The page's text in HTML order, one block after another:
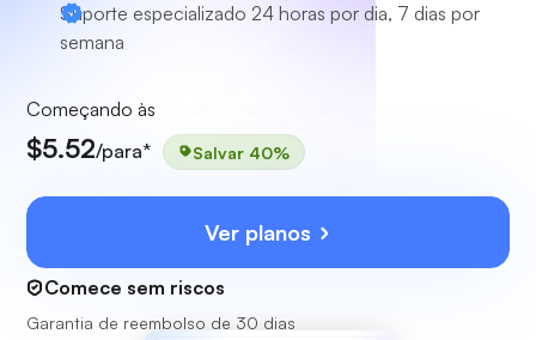
Suporte especializado 24 horas por dia, 7 dias por
semana
Começando às
$5.52/para* Salvar 40%
Ver planos
Comece sem riscos
Garantia de reembolso de 30 dias